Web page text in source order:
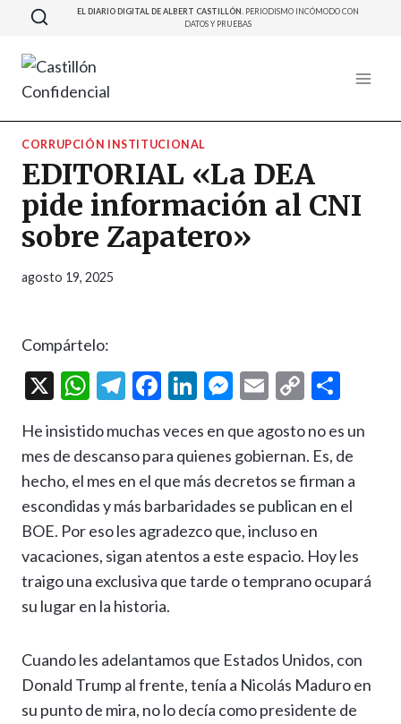
Saltar
contenido
EL DIARIO DIGITAL DE ALBERT CASTILLÓN. PERIODISMO INCÓMODO CON
DATOS Y PRUEBAS
CORRUPCIÓN INSTITUCIONAL
EDITORIAL «La DEA
pide información al CNI
sobre Zapatero»
agosto 19, 2025
Compártelo:
X
W
at
s
A
p
p
T
e
gr
a
m
F
e
b
o
o
k
Li
ke
dI
n
M
se
n
g
er
E
ai
l
C
p
y
Li
n
k
m
p
ar
r
He insistido muchas veces en que agosto no es un
mes de descanso para quienes gobiernan. Es, de
hecho, el mes en el que más decretos se firman a
escondidas y más barbaridades se publican en el
BOE. Por eso les agradezco que, incluso en
vacaciones, sigan atentos a este espacio. Hoy les
traigo una exclusiva que tarde o temprano ocupará
su lugar en la historia.
Cuando les adelantamos que Estados Unidos, con
Donald Trump al frente, tenía a Nicolás Maduro en
su punto de mira, no lo decía como presidente de